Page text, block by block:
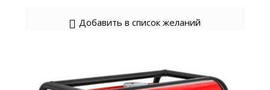
Добавить в список желаний